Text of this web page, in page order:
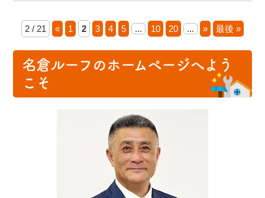
2 / 21 « 1 2 3 4 5 ... 10 20 ... » 最後 »
名倉ルーフのホームページへよう
こそ